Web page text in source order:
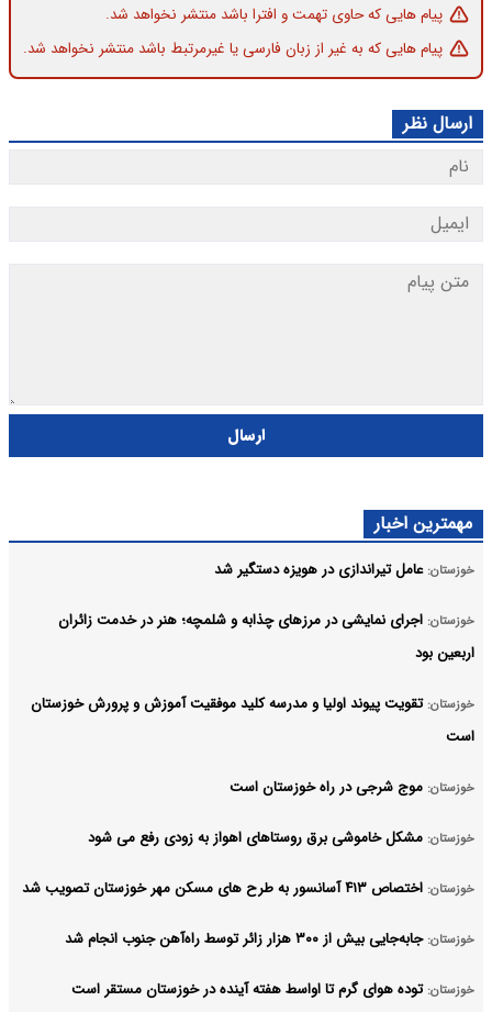
پیام هایی که حاوی تهمت و افترا باشد منتشر نخواهد شد.
پیام هایی که به غیر از زبان فارسی یا غیرمرتبط باشد منتشر نخواهد شد.
ارسال نظر
ارسال
مهمترین اخبار
خوزستان: عامل تیراندازی در هویزه دستگیر شد
خوزستان: اجرای نمایشی در مرزهای چذابه و شلمچه؛ هنر در خدمت زائران
اربعین بود
خوزستان: تقویت پیوند اولیا و مدرسه کلید موفقیت آموزش و پرورش خوزستان
است
خوزستان: موج شرجی در راه خوزستان است
خوزستان: مشکل خاموشی برق روستاهای اهواز به زودی رفع می شود
خوزستان: اختصاص ۴۱۳ آسانسور به طرح های مسکن مهر خوزستان تصویب شد
خوزستان: جابه‌جایی بیش از ۳۰۰ هزار زائر توسط راه‌آهن جنوب انجام شد
خوزستان: توده هوای گرم تا اواسط هفته آینده در خوزستان مستقر است